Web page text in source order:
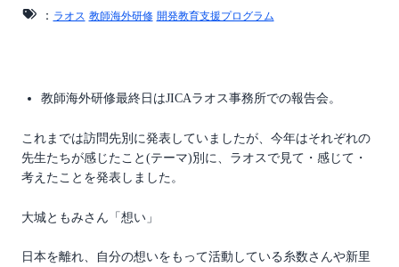
： ラオス 教師海外研修 開発教育支援プログラム
教師海外研修最終日はJICAラオス事務所での報告会。
これまでは訪問先別に発表していましたが、今年はそれぞれの
先生たちが感じたこと(テーマ)別に、ラオスで見て・感じて・
考えたことを発表しました。
大城ともみさん「想い」
日本を離れ、自分の想いをもって活動している糸数さんや新里